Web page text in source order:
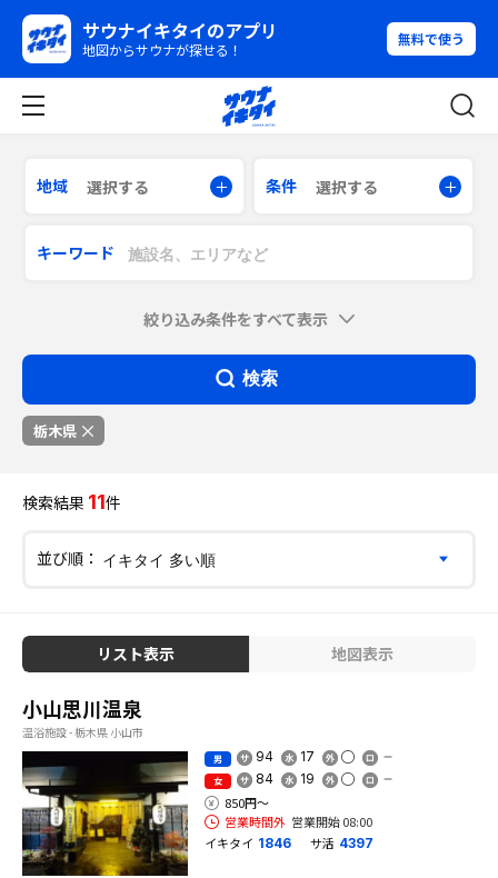
サウナイキタイのアプリ
地図からサウナが探せる！
無料で使う
地域 選択する 条件 選択する
キーワード
絞り込み条件をすべて表示
検索
栃木県
検索結果 11件
並び順：
リスト表示 地図表示
小山思川温泉
温浴施設 - 栃木県 小山市
男 94 17
女 84 19
850円〜
営業時間外 営業開始 08:00
イキタイ 1846 サ活 4397